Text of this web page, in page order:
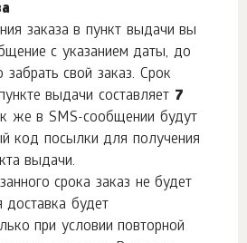
заказа в пункт выдачи вы
с указанием даты, до
свой заказ. Срок
выдачи составляет 7
же в SMS-сообщении будут
код посылки для получения
выдачи.
срока заказ не будет
доставка будет
при условии повторной